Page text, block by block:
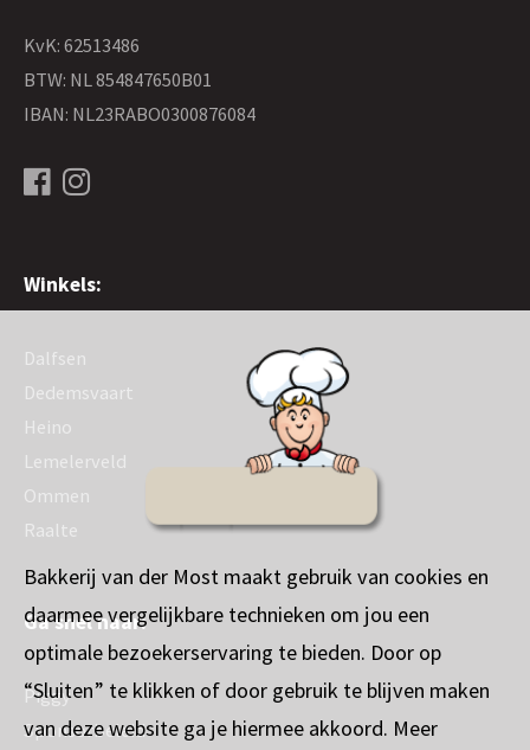
KvK: 62513486
BTW: NL 854847650B01
IBAN: NL23RABO0300876084
Winkels:
Dalfsen
Dedemsvaart
Heino
Lemelerveld
Ommen
Raalte
Ga snel naar:
Piggy
Sponsorbeleid
Bakkerij van der Most maakt gebruik van cookies en
daarmee vergelijkbare technieken om jou een
optimale bezoekerservaring te bieden. Door op
“Sluiten” te klikken of door gebruik te blijven maken
van deze website ga je hiermee akkoord. Meer